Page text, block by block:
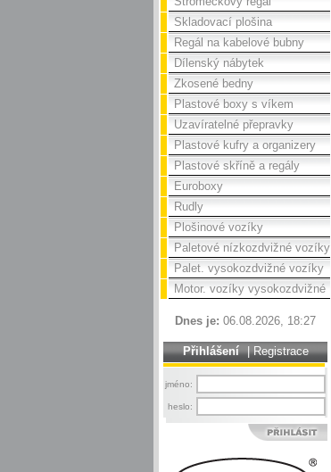
Skladovací plošina
Regál na kabelové bubny
Dílenský nábytek
Zkosené bedny
Plastové boxy s víkem
Uzavíratelné přepravky
Plastové kufry a organizery
Plastové skříně a regály
Euroboxy
Rudly
Plošinové vozíky
Paletové nízkozdvižné vozíky
Palet. vysokozdvižné vozíky
Motor. vozíky vysokozdvižné
Dnes je: 06.08.2026, 18:27
Přihlášení |Registrace
jméno:
heslo: